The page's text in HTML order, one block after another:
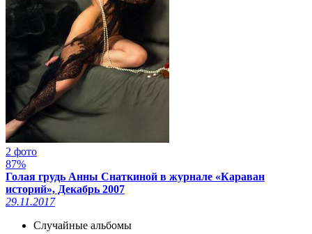
2 фото
87%
Голая грудь Анны Снаткиной в журнале «Караван
историй», Декабрь 2007
29.11.2017
Случайные альбомы